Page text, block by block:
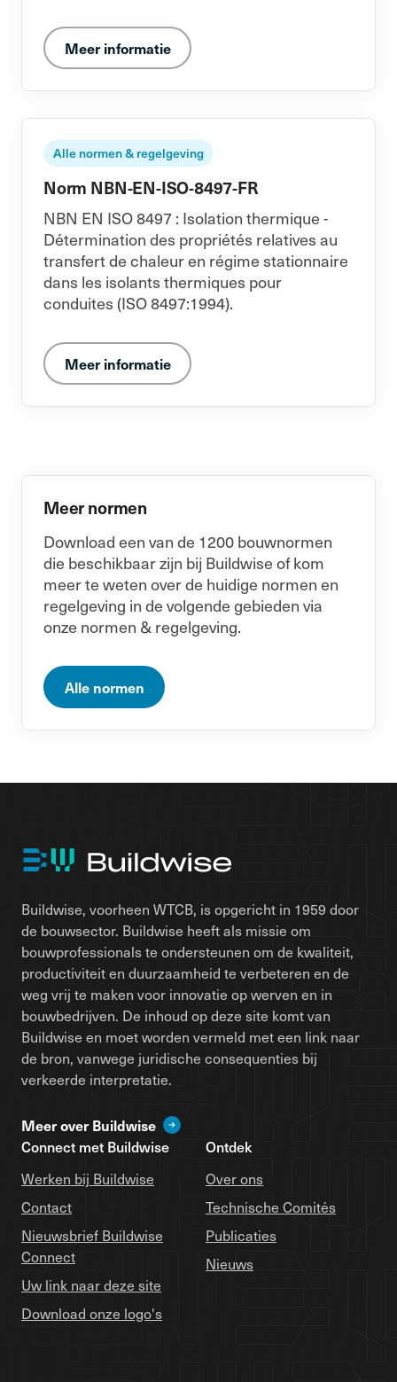
Meer informatie
Alle normen & regelgeving
Norm NBN-EN-ISO-8497-FR
NBN EN ISO 8497 : Isolation thermique -
Détermination des propriétés relatives au
transfert de chaleur en régime stationnaire
dans les isolants thermiques pour
conduites (ISO 8497:1994).
Meer informatie
Meer normen
Download een van de 1200 bouwnormen
die beschikbaar zijn bij Buildwise of kom
meer te weten over de huidige normen en
regelgeving in de volgende gebieden via
onze normen & regelgeving.
Alle normen
Buildwise, voorheen WTCB, is opgericht in 1959 door
de bouwsector. Buildwise heeft als missie om
bouwprofessionals te ondersteunen om de kwaliteit,
productiviteit en duurzaamheid te verbeteren en de
weg vrij te maken voor innovatie op werven en in
bouwbedrijven. De inhoud op deze site komt van
Buildwise en moet worden vermeld met een link naar
de bron, vanwege juridische consequenties bij
verkeerde interpretatie.
Meer over Buildwise
Connect met Buildwise
Werken bij Buildwise
Contact
Nieuwsbrief Buildwise
Connect
Uw link naar deze site
Download onze logo's
Ontdek
Over ons
Technische Comités
Publicaties
Nieuws